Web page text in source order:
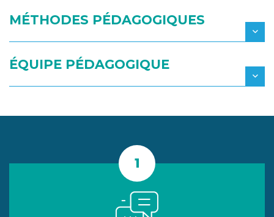
MÉTHODES PÉDAGOGIQUES
ÉQUIPE PÉDAGOGIQUE